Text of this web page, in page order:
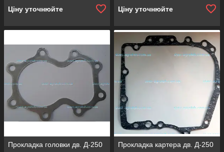
Ціну уточнюйте Ціну уточнюйте
Прокладка головки дв. Д-250
Прокладка картера дв. Д-250